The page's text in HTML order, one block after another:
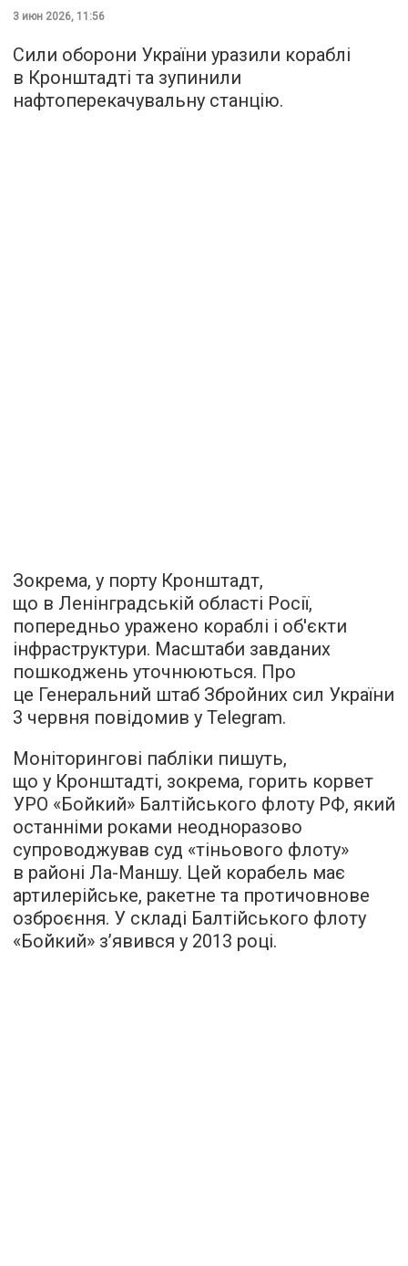
3 июн 2026, 11:56
Сили оборони України уразили кораблі
в Кронштадті та зупинили
нафтоперекачувальну станцію.
Зокрема, у порту Кронштадт,
що в Ленінградській області Росії,
попередньо уражено кораблі і об'єкти
інфраструктури. Масштаби завданих
пошкоджень уточнюються. Про
це Генеральний штаб Збройних сил України
3 червня повідомив у Telegram.
Моніторингові пабліки пишуть,
що у Кронштадті, зокрема, горить корвет
УРО «Бойкий» Балтійського флоту РФ, який
останніми роками неодноразово
супроводжував суд «тіньового флоту»
в районі Ла-Маншу. Цей корабель має
артилерійське, ракетне та протичовнове
озброєння. У складі Балтійського флоту
«Бойкий» з’явився у 2013 році.